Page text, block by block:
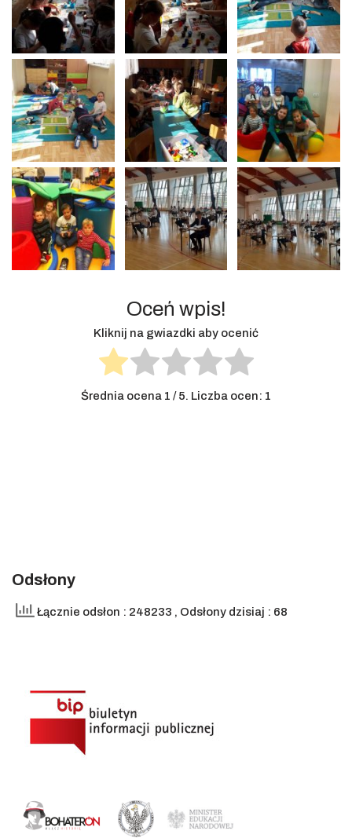
Oceń wpis!
Kliknij na gwiazdki aby ocenić
Średnia ocena 1 / 5. Liczba ocen: 1
Odsłony
Łącznie odsłon : 248233 , Odsłony dzisiaj : 68